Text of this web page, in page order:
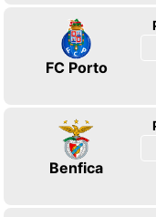
FC Porto
Benfica